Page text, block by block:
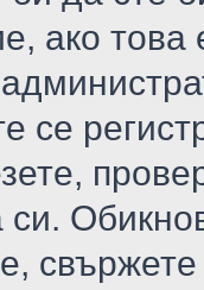
ако това
се
си.